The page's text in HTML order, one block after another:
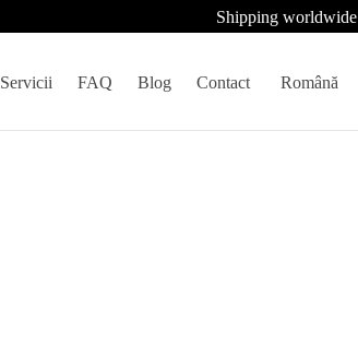
Shipping worldwide
Servicii FAQ Blog Contact Română